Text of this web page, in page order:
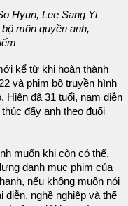
Hyun, Lee Sang Yi
môn quyền anh,
kể từ khi hoàn thành
và phim bộ truyền hình
Hiện đã 31 tuổi, nam diễn
đẩy anh theo đuổi
muốn khi còn có thể.
danh mục phim của
nếu không muốn nói
diễn, nghề nghiệp và thể